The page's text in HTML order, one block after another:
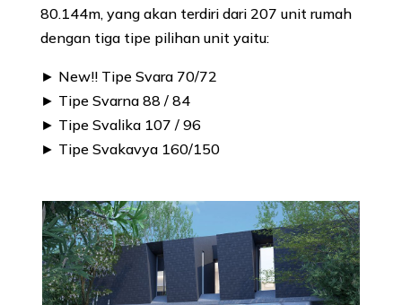
80.144m, yang akan terdiri dari 207 unit rumah
dengan tiga tipe pilihan unit yaitu:
► New!! Tipe Svara 70/72
► Tipe Svarna 88 / 84
► Tipe Svalika 107 / 96
► Tipe Svakavya 160/150